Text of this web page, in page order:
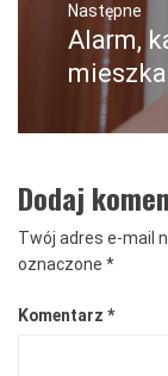
Następne
Następny
post:
Alarm,
Dodaj
Twój adres e-mail
oznaczone *
Komentarz *